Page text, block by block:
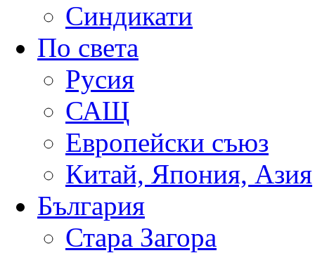
Синдикати
По света
Русия
САЩ
Европейски съюз
Китай, Япония, Азия
България
Стара Загора